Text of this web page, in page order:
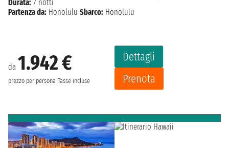
da 1.942 €
prezzo per persona Tasse incluse
Dettagli
Prenota
Durata: 7 notti
Partenza da: Honolulu Sbarco: Honolulu